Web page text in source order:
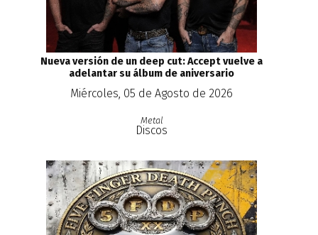
Nueva versión de un deep cut: Accept vuelve a
adelantar su álbum de aniversario
Miércoles, 05 de Agosto de 2026
Metal
Discos